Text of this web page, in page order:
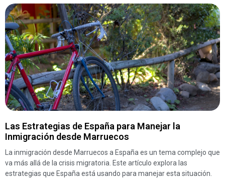
Las Estrategias de España para Manejar la
Inmigración desde Marruecos
La inmigración desde Marruecos a España es un tema complejo que
va más allá de la crisis migratoria. Este artículo explora las
estrategias que España está usando para manejar esta situación.